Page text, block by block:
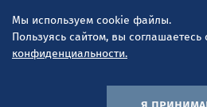
Мы используем cookie файлы.
Пользуясь сайтом, вы
конфиденциальности.